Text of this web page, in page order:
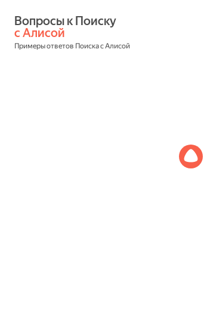
с Алисой
Примеры ответов Поиска с Алисой